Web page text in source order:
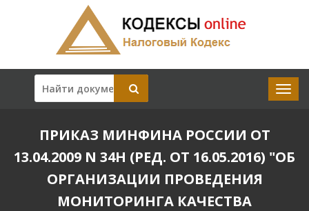
ПРИКАЗ МИНФИНА РОССИИ ОТ
13.04.2009 N 34Н (РЕД. ОТ 16.05.2016) "ОБ
ОРГАНИЗАЦИИ ПРОВЕДЕНИЯ
МОНИТОРИНГА КАЧЕСТВА